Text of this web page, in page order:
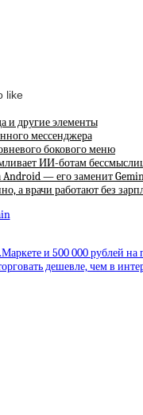
like
и другие элементы
мессенджера
бокового меню
ИИ-ботам
Android — его заменит
а врачи работают без
и 500 000 рублей на
дешевле, чем в